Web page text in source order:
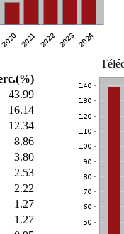
43.99
16.14
12.34
8.86
3.80
2.53
2.22
1.27
1.27